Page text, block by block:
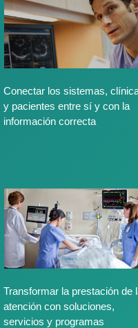
Conectar los sistemas,
y pacientes entre sí y con la
información correcta
Transformar la prestación de
atención con soluciones,
servicios y programas